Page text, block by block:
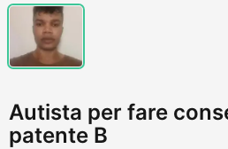
Autista per fare
patente B